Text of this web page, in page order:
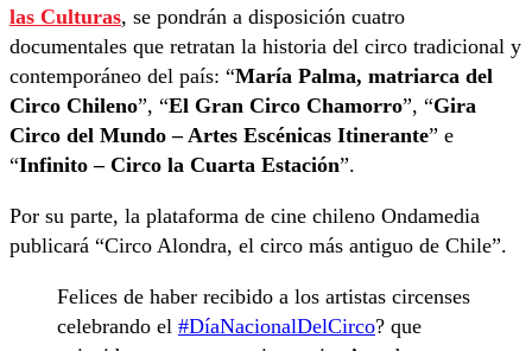
las Culturas, se pondrán a disposición cuatro
documentales que retratan la historia del circo tradicional y
contemporáneo del país: “María Palma, matriarca del
Circo Chileno”, “El Gran Circo Chamorro”, “Gira
Circo del Mundo – Artes Escénicas Itinerante” e
“Infinito – Circo la Cuarta Estación”.
Por su parte, la plataforma de cine chileno Ondamedia
publicará “Circo Alondra, el circo más antiguo de Chile”.
Felices de haber recibido a los artistas circenses
celebrando el #DíaNacionalDelCirco? que